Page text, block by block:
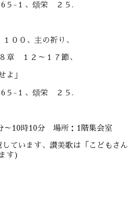
6５-１、頌栄 ２５.
００、主の祈り、
章 １２～１７節、
よ」
6５-１、頌栄 ２５.
10時10分 場所：1階集会室
ています、讃美歌は「こどもさん
す)